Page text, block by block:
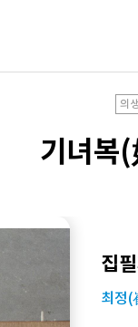
의
기녀복
집
최정(